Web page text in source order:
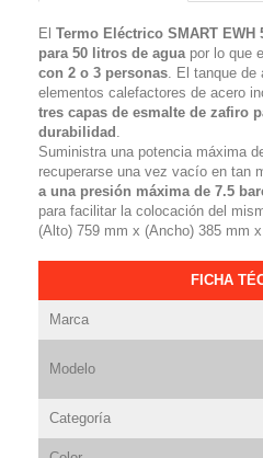
El Termo Eléctrico SMART EWH
para 50 litros de agua por lo que
con 2 o 3 personas. El tanque de
elementos calefactores de acero
tres capas de esmalte de zafiro
durabilidad .
Suministra una potencia máxima
recuperarse una vez vacío en tan
a una presión máxima de 7.5
para facilitar la colocación del
(Alto) 759 mm x (Ancho) 385 mm
FICHA
Marca
Modelo
Categoría